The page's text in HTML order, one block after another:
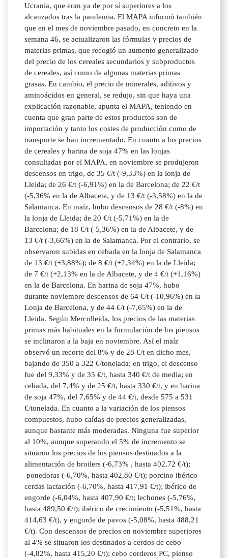
Ucrania, que eran ya de por sí superiores a los
alcanzados tras la pandemia. El MAPA informó también
que en el mes de noviembre pasado, en concreto en la
semana 46, se actualizaron las fórmulas y precios de
materias primas, que recogió un aumento generalizado
del precio de los cereales secundarios y subproductos
de cereales, así como de algunas materias primas
grasas. En cambio, el precio de minerales, aditivos y
aminoácidos en general, se redujo, sin que haya una
explicación razonable, apunta el MAPA, teniendo en
cuenta que gran parte de estos productos son de
importación y tanto los costes de producción como de
transporte se han incrementado. En cuanto a los precios
de cereales y harina de soja 47% en las lonjas
consultadas por el MAPA, en noviembre se produjeron
descensos en trigo, de 35 €/t (-9,33%) en la lonja de
Lleida; de 26 €/t (-6,91%) en la de Barcelona; de 22 €/t
(-5,36% en la de Albacete, y de 13 €/t (-3,58%) en la de
Salamanca. En maíz, hubo descensos de 28 €/t (-8%) en
la lonja de Lleida; de 20 €/t (-5,71%) en la de
Barcelona; de 18 €/t (-5,36%) en la de Albacete, y de
13 €/t (-3,66%) en la de Salamanca. Por el contrario, se
observaron subidas en cebada en la lonja de Salamanca
de 13 €/t (+3,88%); de 8 €/t (+2,34%) en la de Lleida;
de 7 €/t (+2,13% en la de Albacete, y de 4 €/t (+1,16%)
en la de Barcelona. En harina de soja 47%, hubo
durante noviembre descensos de 64 €/t (-10,96%) en la
Lonja de Barcelona, y de 44 €/t (-7,65%) en la de
Lleida. Según Mercolleida, los precios de las materias
primas más habituales en la formulación de los piensos
se inclinaron a la baja en noviembre. Así el maíz
observó un recorte del 8% y de 28 €/t en dicho mes,
bajando de 350 a 322 €/tonelada; en trigo, el descenso
fue del 9,33% y de 35 €/t, hasta 340 €/t de media; en
cebada, del 7,4% y de 25 €/t, hasta 330 €/t, y en harina
de soja 47%, del 7,65% y de 44 €/t, desde 575 a 531
€/tonelada. En cuanto a la variación de los piensos
compuestos, hubo caídas de precios generalizadas,
aunque bastante más moderadas. Ninguna fue superior
al 10%, aunque superando el 5% de incremento se
situaron los precios de los piensos destinados a la
alimentación de broilers (-6,73% , hasta 402,72 €/t);
ponedoras (-6,70%, hasta 402,80 €/t); porcino ibérico
cerdas lactación (-6,70%, hasta 417,91 €/t); ibérico de
engorde (-6,04%, hasta 407,90 €/t; lechones (-5,76%,
hasta 489,50 €/t); ibérico de crecimiento (-5,51%, hasta
414,63 €/t), y engorde de pavos (-5,08%, hasta 488,21
€/t). Con descensos de precios en noviembre superiores
al 4% se situaron los destinados a cerdos de cebo
(-4,82%, hasta 415,20 €/t); cebo corderos PC, pienso